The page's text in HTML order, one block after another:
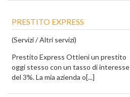
PRESTITO EXPRESS
(Servizi / Altri servizi)
Prestito Express Ottieni un prestito
oggi stesso con un tasso di interesse
del 3%. La mia azienda o[...]